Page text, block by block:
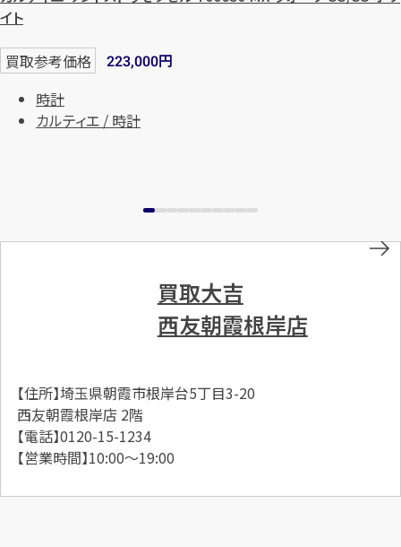
イト
買取参考価格 223,000円
時計
カルティエ / 時計
買取大吉
西友朝霞根岸店
【住所】埼玉県朝霞市根岸台5丁目3-20
西友朝霞根岸店 2階
【電話】0120-15-1234
【営業時間】10:00～19:00